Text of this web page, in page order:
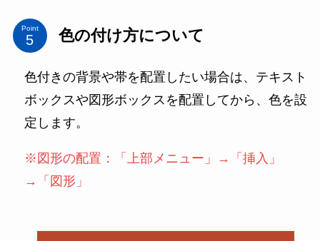
Point 色の付け方について
色付きの背景や帯を配置したい場合は、テキスト
ボックスや図形ボックスを配置してから、色を設
定します。
※図形の配置：「上部メニュー」→「挿入」
→「図形」